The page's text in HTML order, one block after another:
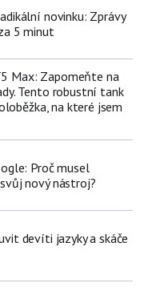
novinku: Zprávy
5 minut
Max: Zapomeňte na
Tento robustní tank
na které jsem
Proč musel
nový nástroj?
devíti jazyky a skáče